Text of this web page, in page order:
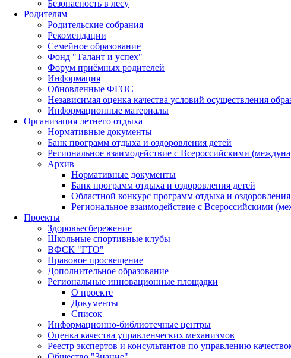
Безопасность в лесу
Родителям
Родительские собрания
Рекомендации
Семейное образование
Фонд "Талант и успех"
Форум приёмных родителей
Информация
Обновленные ФГОС
Независимая оценка качества условий осуществления
Информационные материалы
Организация летнего отдыха
Нормативные документы
Банк программ отдыха и оздоровления детей
Региональное взаимодействие с Всероссийскими
Архив
Нормативные документы
Банк программ отдыха и оздоровления детей
Областной конкурс программ отдыха и оздоровления
Региональное взаимодействие с Всероссийскими
Проекты
Здоровьесбережение
Школьные спортивные клубы
ВФСК "ГТО"
Правовое просвещение
Дополнительное образование
Региональные инновационные площадки
О проекте
Документы
Список
Информационно-библиотечные центры
Оценка качества управленческих механизмов
Реестр экспертов и консультантов по управлению